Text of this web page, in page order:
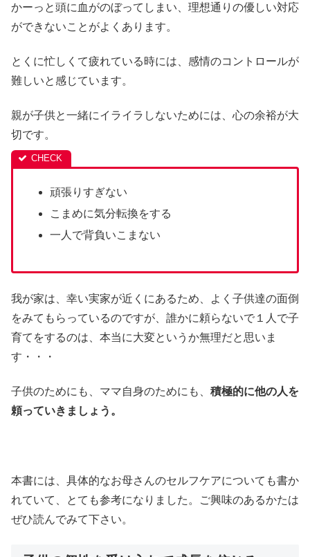
かーっと頭に血がのぼってしまい、理想通りの優しい対応
ができないことがよくあります。
とくに忙しくて疲れている時には、感情のコントロールが
難しいと感じています。
親が子供と一緒にイライラしないためには、心の余裕が大
切です。
頑張りすぎない
こまめに気分転換をする
一人で背負いこまない
我が家は、幸い実家が近くにあるため、よく子供達の面倒
をみてもらっているのですが、誰かに頼らないで１人で子
育てをするのは、本当に大変というか無理だと思いま
す・・・
子供のためにも、ママ自身のためにも、 積極的に他の人を
頼っていきましょう。
本書には、具体的なお母さんのセルフケアについても書か
れていて、とても参考になりました。ご興味のあるかたは
ぜひ読んでみて下さい。